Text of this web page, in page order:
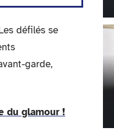
défilés se
garde,
du glamour !